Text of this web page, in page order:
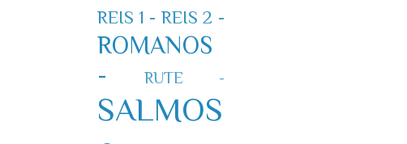
REIS 1 - REIS 2 -
ROMANOS
-
RUTE -
SALMOS